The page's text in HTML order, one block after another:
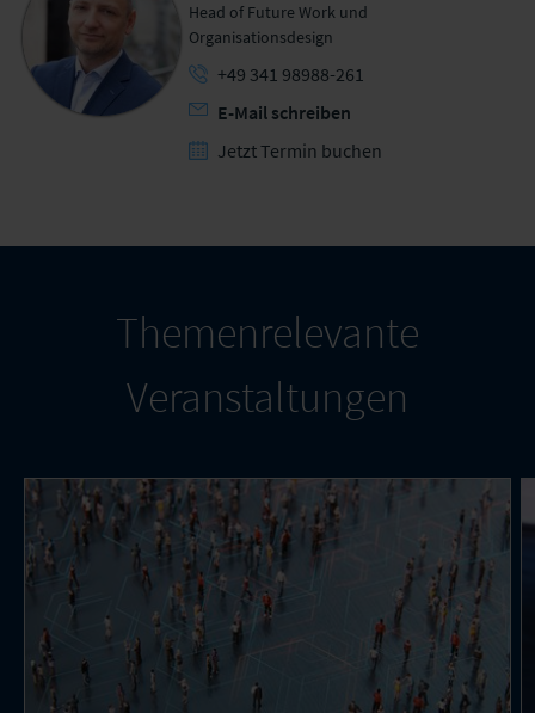
Head of Future Work und
Organisationsdesign
+49 341 98988-261
E-Mail schreiben
Jetzt Termin buchen
Themenrelevante
Veranstaltungen